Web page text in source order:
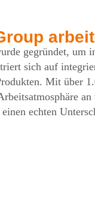
gegründet, um
sich auf
Mit über
echten